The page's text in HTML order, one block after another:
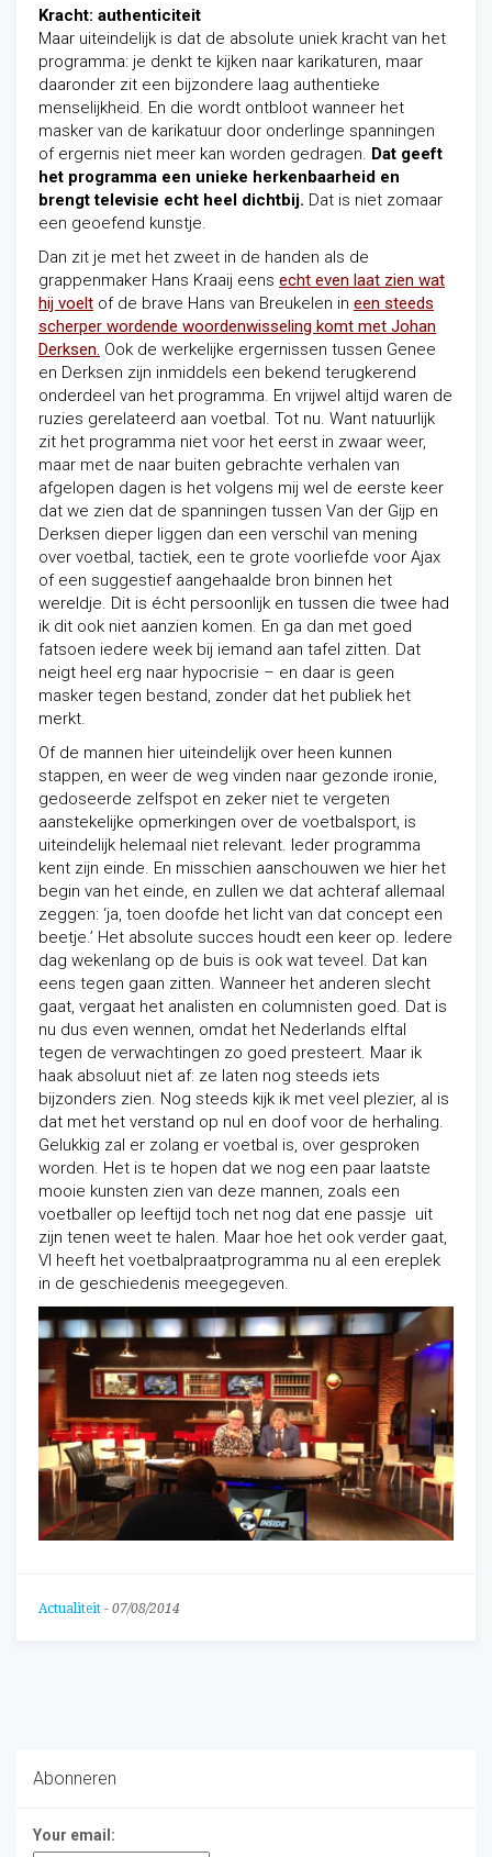
Kracht: authenticiteit
Maar uiteindelijk is dat de absolute uniek kracht van het
programma: je denkt te kijken naar karikaturen, maar
daaronder zit een bijzondere laag authentieke
menselijkheid. En die wordt ontbloot wanneer het
masker van de karikatuur door onderlinge spanningen
of ergernis niet meer kan worden gedragen. Dat geeft
het programma een unieke herkenbaarheid en
brengt televisie echt heel dichtbij. Dat is niet zomaar
een geoefend kunstje.
Dan zit je met het zweet in de handen als de
grappenmaker Hans Kraaij eens echt even laat zien wat
hij voelt of de brave Hans van Breukelen in een steeds
scherper wordende woordenwisseling komt met Johan
Derksen. Ook de werkelijke ergernissen tussen Genee
en Derksen zijn inmiddels een bekend terugkerend
onderdeel van het programma. En vrijwel altijd waren de
ruzies gerelateerd aan voetbal. Tot nu. Want natuurlijk
zit het programma niet voor het eerst in zwaar weer,
maar met de naar buiten gebrachte verhalen van
afgelopen dagen is het volgens mij wel de eerste keer
dat we zien dat de spanningen tussen Van der Gijp en
Derksen dieper liggen dan een verschil van mening
over voetbal, tactiek, een te grote voorliefde voor Ajax
of een suggestief aangehaalde bron binnen het
wereldje. Dit is écht persoonlijk en tussen die twee had
ik dit ook niet aanzien komen. En ga dan met goed
fatsoen iedere week bij iemand aan tafel zitten. Dat
neigt heel erg naar hypocrisie – en daar is geen
masker tegen bestand, zonder dat het publiek het
merkt.
Of de mannen hier uiteindelijk over heen kunnen
stappen, en weer de weg vinden naar gezonde ironie,
gedoseerde zelfspot en zeker niet te vergeten
aanstekelijke opmerkingen over de voetbalsport, is
uiteindelijk helemaal niet relevant. Ieder programma
kent zijn einde. En misschien aanschouwen we hier het
begin van het einde, en zullen we dat achteraf allemaal
zeggen: ‘ja, toen doofde het licht van dat concept een
beetje.’ Het absolute succes houdt een keer op. Iedere
dag wekenlang op de buis is ook wat teveel. Dat kan
eens tegen gaan zitten. Wanneer het anderen slecht
gaat, vergaat het analisten en columnisten goed. Dat is
nu dus even wennen, omdat het Nederlands elftal
tegen de verwachtingen zo goed presteert. Maar ik
haak absoluut niet af: ze laten nog steeds iets
bijzonders zien. Nog steeds kijk ik met veel plezier, al is
dat met het verstand op nul en doof voor de herhaling.
Gelukkig zal er zolang er voetbal is, over gesproken
worden. Het is te hopen dat we nog een paar laatste
mooie kunsten zien van deze mannen, zoals een
voetballer op leeftijd toch net nog dat ene passje uit
zijn tenen weet te halen. Maar hoe het ook verder gaat,
VI heeft het voetbalpraatprogramma nu al een ereplek
in de geschiedenis meegegeven.
Actualiteit - 07/08/2014
Abonneren
Your email: